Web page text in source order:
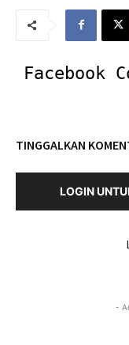
Facebook
TINGGALKAN
LOGIN
-